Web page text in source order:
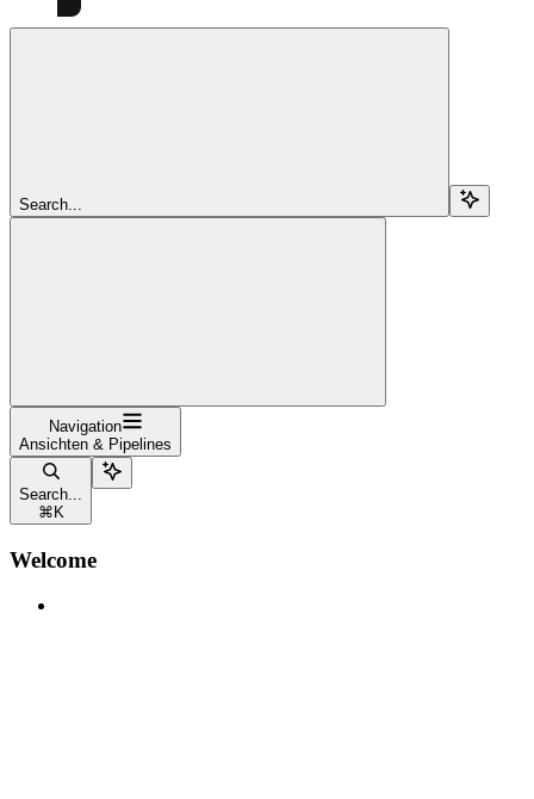
Search...
Navigation
Ansichten & Pipelines
Search...
⌘ K
Welcome